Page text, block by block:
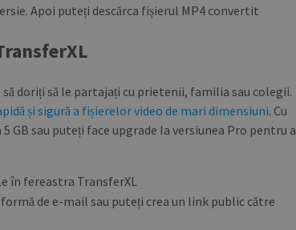
Apoi puteți descărca fișierul MP4 convertit
doriți să le partajați cu prietenii, familia sau colegii.
și sigură a fișierelor video de mari dimensiuni. Cu
5 GB sau puteți face upgrade la versiunea Pro pentru a
în fereastra TransferXL
de e-mail sau puteți crea un link public către